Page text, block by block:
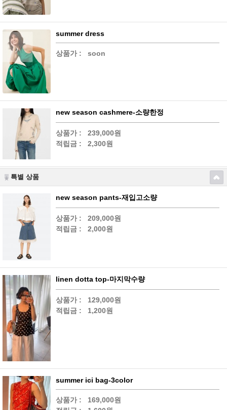
summer dress
상품가 : soon
new season cashmere-소량한정
상품가 :
239,000원
적립금 :
2,300원
특별 상품
new season pants-재입고소량
상품가 :
209,000원
적립금 :
2,000원
linen dotta top-마지막수량
상품가 :
129,000원
적립금 :
1,200원
summer ici bag-3color
상품가 :
169,000원